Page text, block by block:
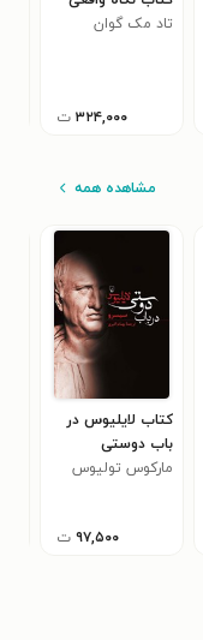
تاد مک گوان
۳۲۴,۰۰۰ ت
مشاهده همه
کتاب لایلیوس در
باب دوستی
مارکوس تولیوس
۹۷,۵۰۰ ت